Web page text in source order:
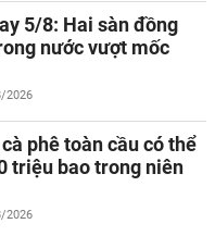
5/8: Hai sàn đồng
nước vượt mốc
2026
phê toàn cầu có thể
triệu bao trong niên
2026